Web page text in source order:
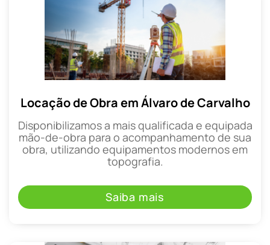
Locação de Obra em Álvaro de Carvalho
Disponibilizamos a mais qualificada e equipada
mão-de-obra para o acompanhamento de sua
obra, utilizando equipamentos modernos em
topografia.
Saiba mais